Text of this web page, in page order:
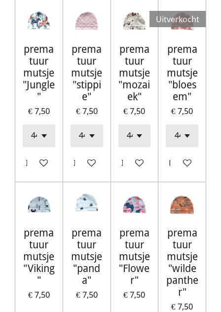
prema
tuur
mutsje
"Jungle
"
€ 7,50
In winkelwagen
prema
tuur
mutsje
"stippi
e"
€ 7,50
In winkelwagen
prema
tuur
mutsje
"mozai
ek"
€ 7,50
In winkelwagen
Uitverkocht
prema
tuur
mutsje
"bloes
em"
€ 7,50
Houd mij op
prema
tuur
mutsje
"Viking
"
€ 7,50
prema
tuur
mutsje
"pand
a"
€ 7,50
prema
tuur
mutsje
"Flowe
r"
€ 7,50
prema
tuur
mutsje
"wilde
panthe
r"
€ 7,50